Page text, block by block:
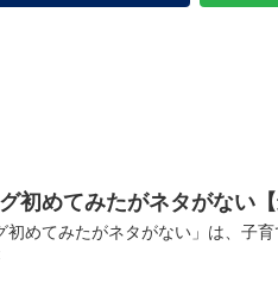
初めてみたがネタがない【
初めてみたがネタがない」は、子